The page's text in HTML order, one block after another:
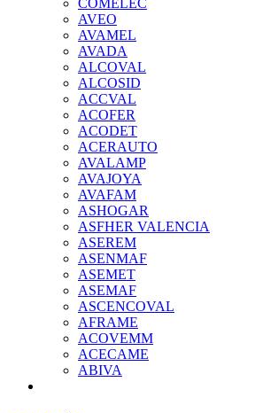
COMELEC
AVEO
AVAMEL
AVADA
ALCOVAL
ALCOSID
ACCVAL
ACOFER
ACODET
ACERAUTO
AVALAMP
AVAJOYA
AVAFAM
ASHOGAR
ASFHER VALENCIA
ASEREM
ASENMAF
ASEMET
ASEMAF
ASCENCOVAL
AFRAME
ACOVEMM
ACECAME
ABIVA